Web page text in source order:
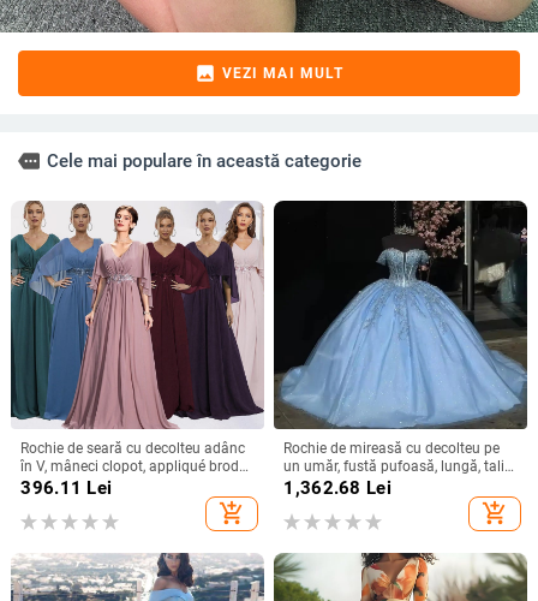
image VEZI MAI MULT
more Cele mai populare în această categorie
Rochie de seară cu decolteu adânc
în V, mâneci clopot, appliqué brodat
cu paiete, croială lungă A-line
396.11 Lei
add_shopping_cart
Rochie de mireasă cu decolteu pe
un umăr, fustă pufoasă, lungă, talie
înaltă, material poliester
1,362.68 Lei
add_shopping_cart